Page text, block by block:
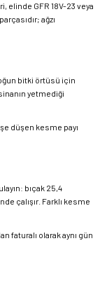
elinde GFR 18V-23 veya
ağzı
bitki örtüsü için
yetmediği
düşen kesme payı
bıçak 25,4
çalışır. Farklı kesme
faturalı olarak aynı gün